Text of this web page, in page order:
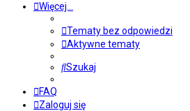
Więcej…
Tematy bez odpowiedzi
Aktywne tematy
Szukaj
FAQ
Zaloguj się